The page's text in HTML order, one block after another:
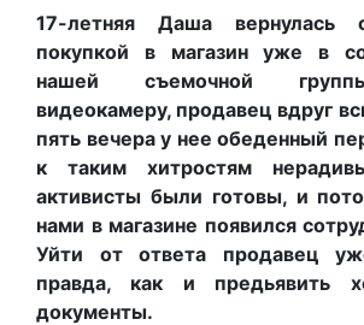
17-летняя Даша вернулась
покупкой в магазин уже в
нашей съемочной
видеокамеру, продавец вдруг
пять вечера у нее обеденный
к таким хитростям
активисты были готовы, и
нами в магазине появился
Уйти от ответа продавец
правда, как и предьявить
документы.